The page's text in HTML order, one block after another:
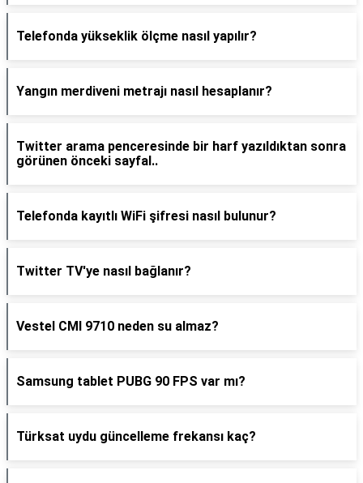
Telefonda yükseklik ölçme nasıl yapılır?
Yangın merdiveni metrajı nasıl hesaplanır?
Twitter arama penceresinde bir harf yazıldıktan sonra
görünen önceki sayfal..
Telefonda kayıtlı WiFi şifresi nasıl bulunur?
Twitter TV'ye nasıl bağlanır?
Vestel CMI 9710 neden su almaz?
Samsung tablet PUBG 90 FPS var mı?
Türksat uydu güncelleme frekansı kaç?